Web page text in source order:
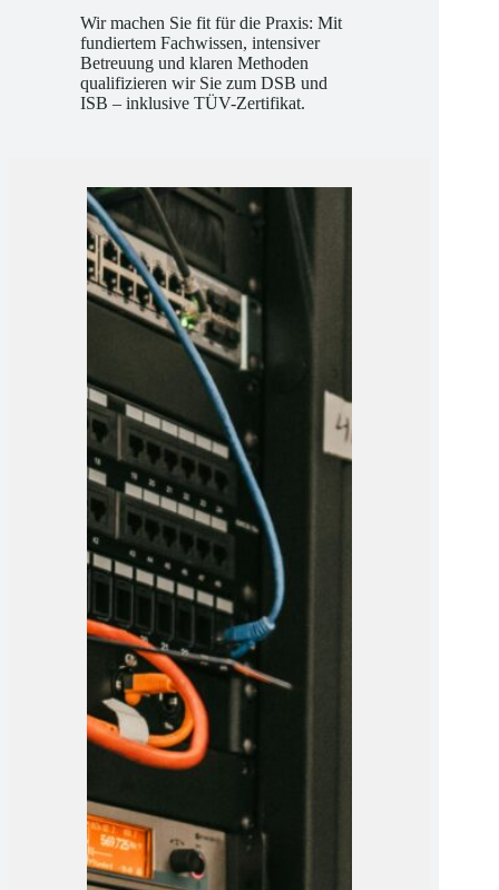
Wir machen Sie fit für die Praxis: Mit
fundiertem Fachwissen, intensiver
Betreuung und klaren Methoden
qualifizieren wir Sie zum DSB und